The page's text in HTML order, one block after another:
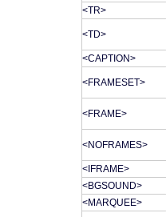
<TR>
<TD>
<CAPTION>
<FRAMESET>
<FRAME>
<NOFRAMES>
<IFRAME>
<BGSOUND>
<MARQUEE>